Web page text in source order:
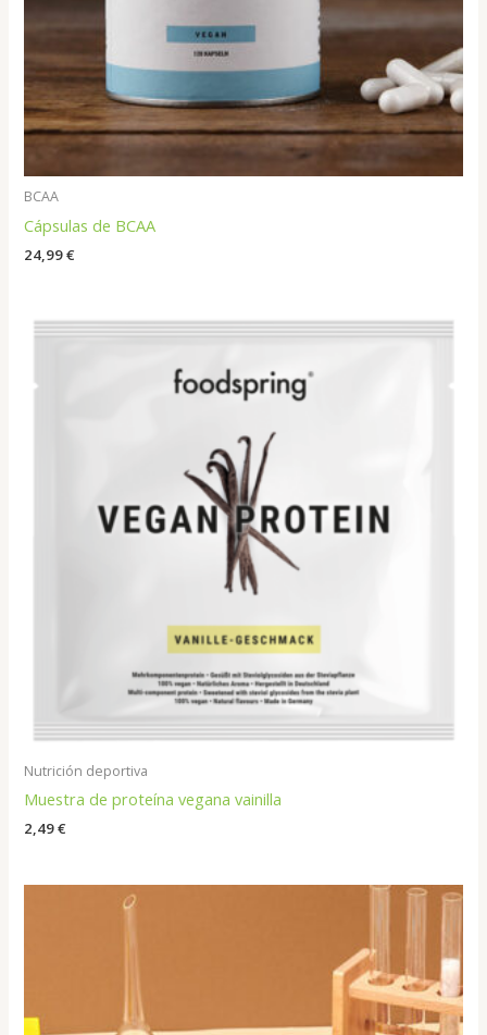
BCAA
Cápsulas de BCAA
24,99€
Nutrición deportiva
Muestra de proteína vegana vainilla
2,49€